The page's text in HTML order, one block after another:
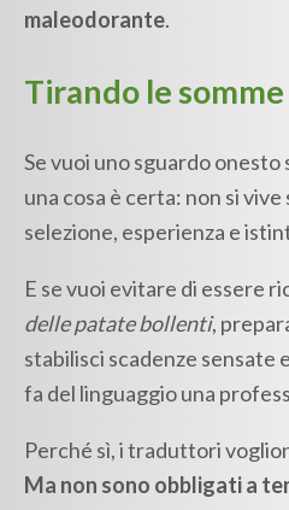
maleodorante.
Tirando le somme
Se vuoi uno sguardo
una cosa è certa: non si vive
selezione, esperienza e
E se vuoi evitare di essere
delle patate bollenti,
stabilisci scadenze sensate
fa del linguaggio una
Perché sì, i traduttori
Ma non sono obbligati a